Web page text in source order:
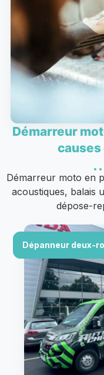
Démarreur
Démarreur moto en
acoustiques, balais
dépose-
Dépanneur deux-